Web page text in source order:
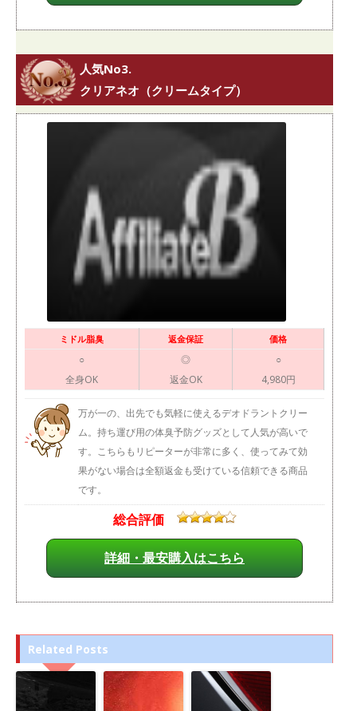
人気No3.
クリアネオ（クリームタイプ）
ミドル脂臭 返金保証 価格
○
全身OK
◎
返金OK
○
4,980円
万が一の、出先でも気軽に使えるデオドラントクリー
ム。持ち運び用の体臭予防グッズとして人気が高いで
す。こちらもリピーターが非常に多く、使ってみて効
果がない場合は全額返金も受けている信頼できる商品
です。
総合評価
詳細・最安購入はこちら
Related Posts